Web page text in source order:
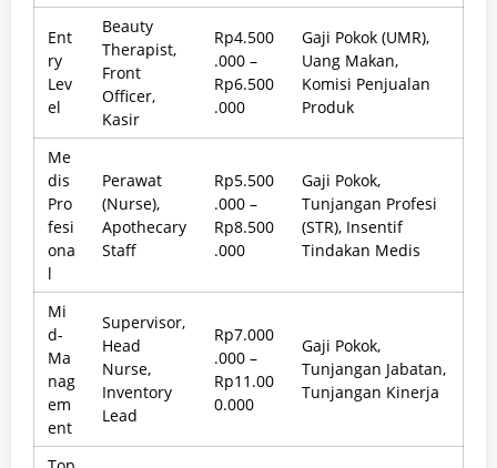
Ent
ry
Lev
el
Beauty
Therapist,
Front
Officer,
Kasir
Rp4.500
.000 –
Rp6.500
.000
Gaji Pokok (UMR),
Uang Makan,
Komisi Penjualan
Produk
Me
dis
Pro
fesi
ona
l
Perawat
(Nurse),
Apothecary
Staff
Rp5.500
.000 –
Rp8.500
.000
Gaji Pokok,
Tunjangan Profesi
(STR), Insentif
Tindakan Medis
Mi
d-
Ma
nag
em
ent
Supervisor,
Head
Nurse,
Inventory
Lead
Rp7.000
.000 –
Rp11.00
0.000
Gaji Pokok,
Tunjangan Jabatan,
Tunjangan Kinerja